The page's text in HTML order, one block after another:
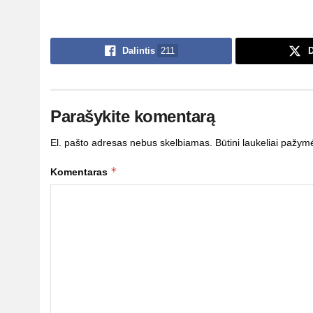
Dalintis 211
Parašykite komentarą
El. pašto adresas nebus skelbiamas. Būtini laukeliai
Komentaras *